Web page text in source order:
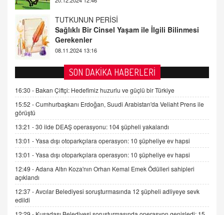
TUTKUNUN PERİSİ
Sağlıklı Bir Cinsel Yaşam ile İlgili Bilinmesi
Gerekenler
08.11.2024 13:16
FARUK ÖNALAN
Tezkere Onaylanmasaydı…
2 Kasım 2021 Salı 00:11
AV. DOĞAN CAN DOĞAN
Kişisel verilerin korunması ve dijital hukukun
gelişimi
15.09.2025 16:17
SEHER EREK
9.12.2025 10:11
SON DAKİKA HABERLERİ
16:30 - Bakan Çiftçi: Hedefimiz huzurlu ve güçlü bir Türkiye
15:52 -Cumhurbaşkanı Erdoğan, Suudi Arabistan'da Veliaht Prens ile
görüştü
13:21 -30 ilde DEAŞ operasyonu: 104 şüpheli yakalandı
13:01 -Yasa dışı otoparkçılara operasyon: 10 şüpheliye ev hapsi
13:01 -Yasa dışı otoparkçılara operasyon: 10 şüpheliye ev hapsi
12:49 -Adana Altın Koza'nın Orhan Kemal Emek Ödülleri sahipleri
açıklandı
12:37 -Avcılar Belediyesi soruşturmasında 12 şüpheli adliyeye sevk
edildi